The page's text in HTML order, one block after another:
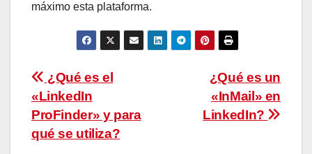
máximo esta plataforma.
Navegación
de
entradas
¿Qué es un
«InMail» en
LinkedIn?
¿Qué es el
«LinkedIn
ProFinder» y para
qué se utiliza?